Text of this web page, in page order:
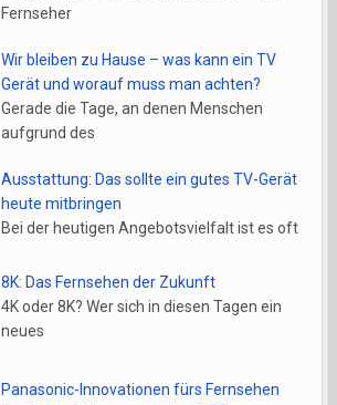
Fernseher
Wir bleiben zu Hause – was kann ein TV
Gerät und worauf muss man achten?
Gerade die Tage, an denen Menschen
aufgrund des
Ausstattung: Das sollte ein gutes TV-Gerät
heute mitbringen
Bei der heutigen Angebotsvielfalt ist es oft
8K: Das Fernsehen der Zukunft
4K oder 8K? Wer sich in diesen Tagen ein
neues
Panasonic-Innovationen fürs Fernsehen